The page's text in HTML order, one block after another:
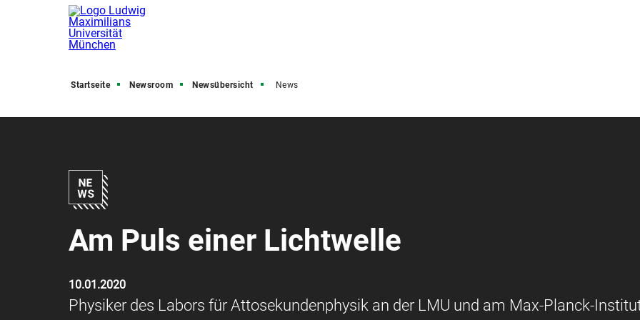
Startseite Newsroom Newsübersicht News
Am Puls einer Lichtwelle
10.01.2020
Physiker des Labors für Attosekundenphysik an der LMU und am Max-Planck-